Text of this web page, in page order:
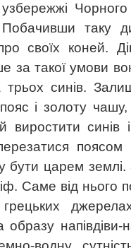
узбережжі
таку
своїх коней.
за такої умови
трьох синів.
пояс і золоту
виростити
бути царем
Саме від нього
образу